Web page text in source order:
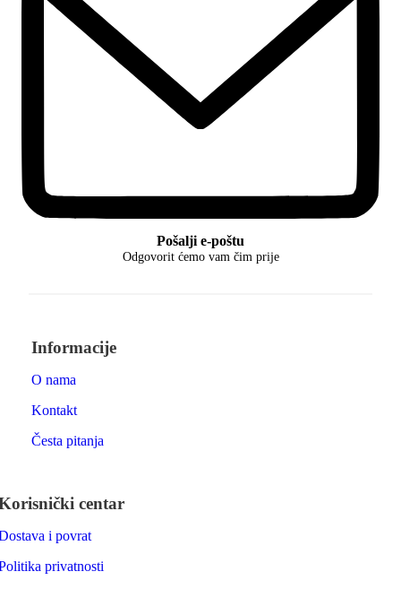
Pošalji e-poštu
Odgovorit ćemo vam čim prije
Informacije
O nama
Kontakt
Česta pitanja
centar
i povrat
privatnosti